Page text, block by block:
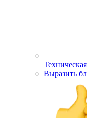
Выразить